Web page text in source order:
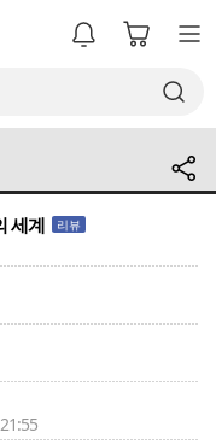
세계 리뷰